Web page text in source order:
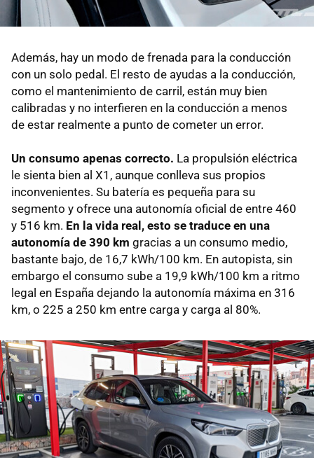
Además, hay un modo de frenada para la conducción
con un solo pedal. El resto de ayudas a la conducción,
como el mantenimiento de carril, están muy bien
calibradas y no interfieren en la conducción a menos
de estar realmente a punto de cometer un error.
Un consumo apenas correcto. La propulsión eléctrica
le sienta bien al X1, aunque conlleva sus propios
inconvenientes. Su batería es pequeña para su
segmento y ofrece una autonomía oficial de entre 460
y 516 km. En la vida real, esto se traduce en una
autonomía de 390 km gracias a un consumo medio,
bastante bajo, de 16,7 kWh/100 km. En autopista, sin
embargo el consumo sube a 19,9 kWh/100 km a ritmo
legal en España dejando la autonomía máxima en 316
km, o 225 a 250 km entre carga y carga al 80%.